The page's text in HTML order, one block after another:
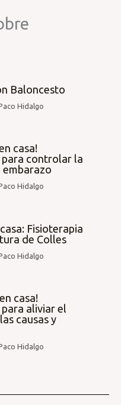
Baloncesto
Hidalgo
casa!
controlar la
Hidalgo
Fisioterapia
de Colles
Hidalgo
casa!
aliviar el
causas y
Hidalgo